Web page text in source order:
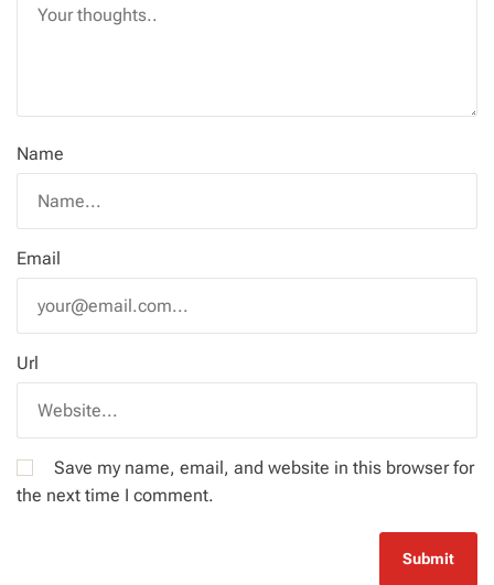
Name
Email
Url
Save my name, email, and website in this browser for
the next time I comment.